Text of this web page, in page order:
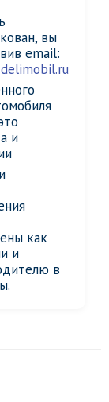
вы
email:
и
как
и
в